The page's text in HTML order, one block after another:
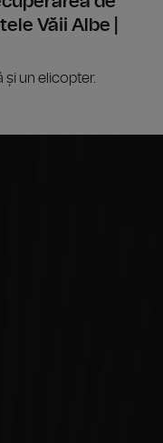
Văii Albe |
și un elicopter.